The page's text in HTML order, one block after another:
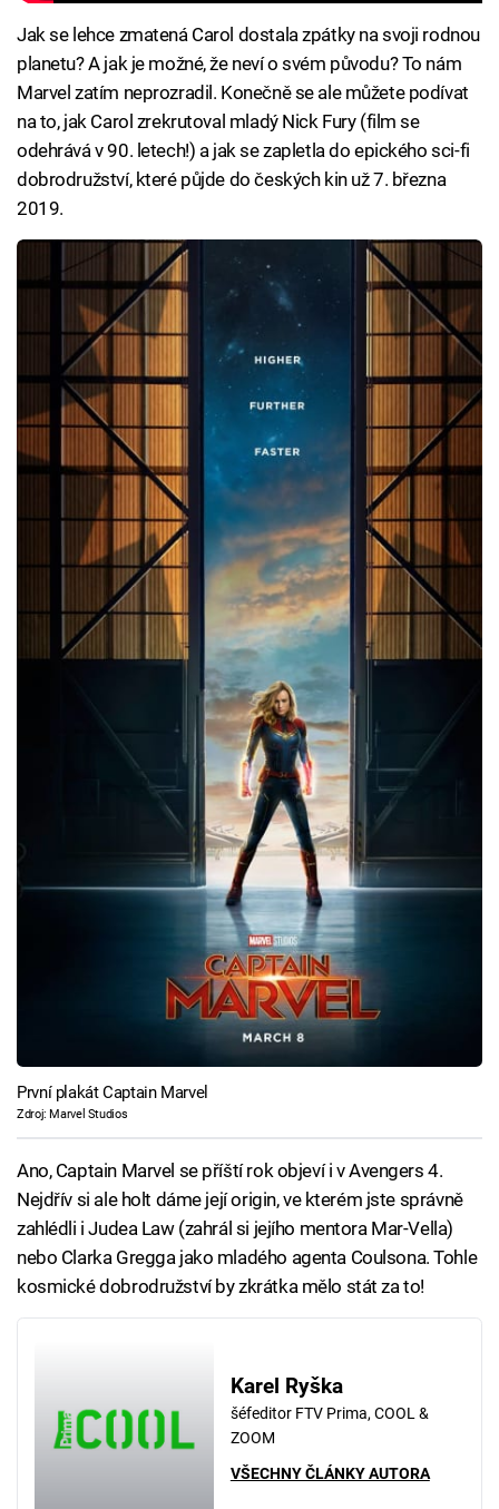
Jak se lehce zmatená Carol dostala zpátky na svoji rodnou
planetu? A jak je možné, že neví o svém původu? To nám
Marvel zatím neprozradil. Konečně se ale můžete podívat
na to, jak Carol zrekrutoval mladý Nick Fury (film se
odehrává v 90. letech!) a jak se zapletla do epického sci-fi
dobrodružství, které půjde do českých kin už 7. března
2019.
První plakát Captain Marvel
Zdroj: Marvel Studios
Ano, Captain Marvel se příští rok objeví i v Avengers 4.
Nejdřív si ale holt dáme její origin, ve kterém jste správně
zahlédli i Judea Law (zahrál si jejího mentora Mar-Vella)
nebo Clarka Gregga jako mladého agenta Coulsona. Tohle
kosmické dobrodružství by zkrátka mělo stát za to!
Karel Ryška
šéfeditor FTV Prima, COOL &
ZOOM
VŠECHNY ČLÁNKY AUTORA